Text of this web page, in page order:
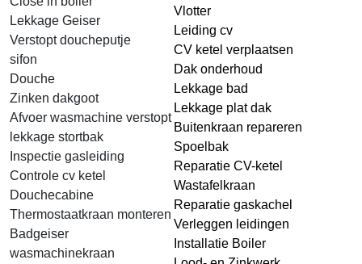
Lekkage Geiser
Verstopt doucheputje
sifon
Douche
Zinken dakgoot
Afvoer wasmachine verstopt
lekkage stortbak
Inspectie gasleiding
Controle cv ketel
Douchecabine
Thermostaatkraan monteren
Badgeiser
wasmachinekraan
Vlotter
Leiding cv
CV ketel verplaatsen
Dak onderhoud
Lekkage bad
Lekkage plat dak
Buitenkraan repareren
Spoelbak
Reparatie CV-ketel
Wastafelkraan
Reparatie gaskachel
Verleggen leidingen
Installatie Boiler